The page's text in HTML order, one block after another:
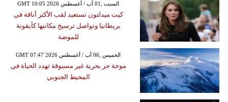
GMT 10:05 2026 السبت ,01 آب / أغسطس
كيت ميدلتون تستعيد لقب الأكثر أناقة في
بريطانيا وتواصل ترسيخ مكانتها كأيقونة
للموضة
GMT 07:47 2026 الخميس ,06 آب / أغسطس
موجة حر بحرية غير مسبوقة تهدد الحياة في
المحيط الجنوبي